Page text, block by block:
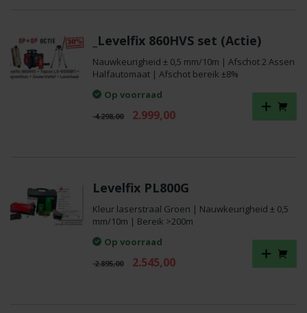
_Levelfix 860HVS set (Actie)
Nauwkeurigheid ± 0,5 mm/10m | Afschot 2 Assen
Halfautomaat | Afschot bereik ±8%
Op voorraad
4.298,00
Oorspronkelijke
2.999,00Huidige
Levelfix PL800G
Kleur laserstraal Groen | Nauwkeurigheid ± 0,5
mm/10m | Bereik >200m
Op voorraad
2.895,00
Oorspronkelijke
2.545,00Huidige